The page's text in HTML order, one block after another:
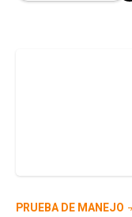
PRUEBA DE MANEJO